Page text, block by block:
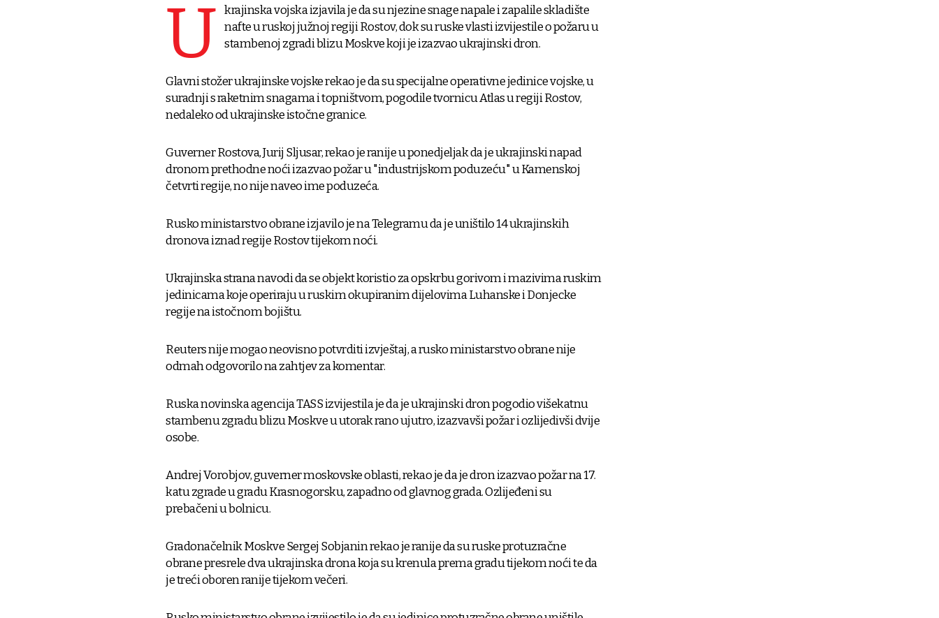
U krajinska vojska izjavila je da su njezine snage napale i zapalile skladište
nafte u ruskoj južnoj regiji Rostov, dok su ruske vlasti izvijestile o požaru u
stambenoj zgradi blizu Moskve koji je izazvao ukrajinski dron.
Glavni stožer ukrajinske vojske rekao je da su specijalne operativne jedinice vojske, u
suradnji s raketnim snagama i topništvom, pogodile tvornicu Atlas u regiji Rostov,
nedaleko od ukrajinske istočne granice.
Guverner Rostova, Jurij Sljusar, rekao je ranije u ponedjeljak da je ukrajinski napad
dronom prethodne noći izazvao požar u "industrijskom poduzeću" u Kamenskoj
četvrti regije, no nije naveo ime poduzeća.
Rusko ministarstvo obrane izjavilo je na Telegramu da je uništilo 14 ukrajinskih
dronova iznad regije Rostov tijekom noći.
Ukrajinska strana navodi da se objekt koristio za opskrbu gorivom i mazivima ruskim
jedinicama koje operiraju u ruskim okupiranim dijelovima Luhanske i Donjecke
regije na istočnom bojištu.
Reuters nije mogao neovisno potvrditi izvještaj, a rusko ministarstvo obrane nije
odmah odgovorilo na zahtjev za komentar.
Ruska novinska agencija TASS izvijestila je da je ukrajinski dron pogodio višekatnu
stambenu zgradu blizu Moskve u utorak rano ujutro, izazvavši požar i ozlijedivši dvije
osobe.
Andrej Vorobjov, guverner moskovske oblasti, rekao je da je dron izazvao požar na 17.
katu zgrade u gradu Krasnogorsku, zapadno od glavnog grada. Ozlijeđeni su
prebačeni u bolnicu.
Gradonačelnik Moskve Sergej Sobjanin rekao je ranije da su ruske protuzračne
obrane presrele dva ukrajinska drona koja su krenula prema gradu tijekom noći te da
je treći oboren ranije tijekom večeri.